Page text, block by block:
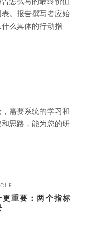
。报告撰写者应始
么具体的行动指
需要系统的学习和
思路，能为您的研
重要：两个指标